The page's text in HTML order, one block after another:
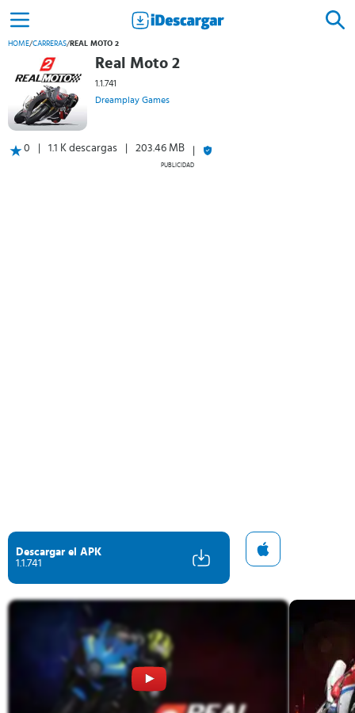
HOME/CARRERAS/ REAL MOTO 2
Real Moto 2
1.1.741
Dreamplay Games
0 1.1 K descargas 203.46 MB
PUBLICIDAD
Descargar el APK
1.1.741